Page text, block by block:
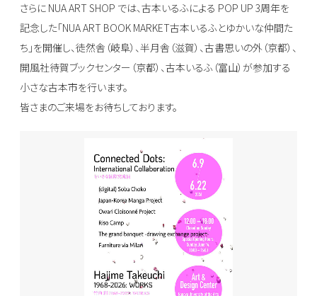
さらに NUA ART SHOP では、古本いるふによる POP UP 3周年を
記念した「NUA ART BOOK MARKET古本いるふとゆかいな仲間た
ち」を開催し、徒然舎（岐阜）、半月舎（滋賀）、古書思いの外（京都）、
開風社待賀ブックセンター（京都）、古本いるふ（富山）が参加する
小さな古本市を行います。
皆さまのご来場をお待ちしております。